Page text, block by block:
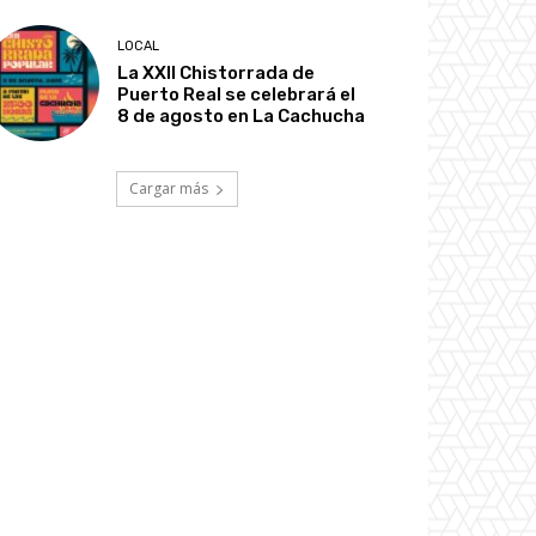
LOCAL
La XXII Chistorrada de
Puerto Real se celebrará el
8 de agosto en La Cachucha
Cargar más